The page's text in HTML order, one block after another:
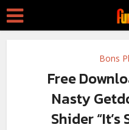
Bons
Free
Nasty
Shider “It’s